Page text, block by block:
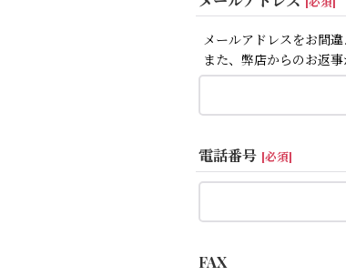
メールアドレスをお間
また、弊店からのお返
電話番号 [必須]
FAX